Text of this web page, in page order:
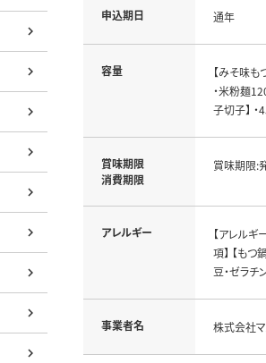
申込期日 通年
容量
【みそ味も
・米粉麺
子切子】 ・
賞味期限
消費期限
賞味期限:
アレルギー
【アレル
項】 【もつ
豆・ゼラチ
事業者名 株式会社